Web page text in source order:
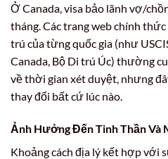
Ở Canada, visa bảo lãnh vợ/
tháng. Các trang web chính
trú của từng quốc gia (như
Canada, Bộ Di trú Úc) thường
về thời gian xét duyệt, nhưng
thay đổi bất cứ lúc nào.
Ảnh Hưởng Đến Tinh Thần Và
Khoảng cách địa lý kết hợp với